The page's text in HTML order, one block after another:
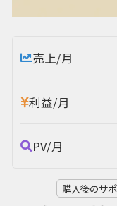
売上/月
利益/月
PV/月
購入後のサ